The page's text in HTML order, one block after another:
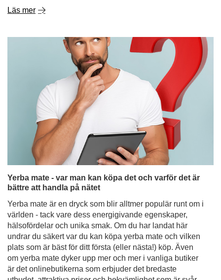
Läs mer
Yerba mate - var man kan köpa det och varför det är
bättre att handla på nätet
Yerba mate är en dryck som blir alltmer populär runt om i
världen - tack vare dess energigivande egenskaper,
hälsofördelar och unika smak. Om du har landat här
undrar du säkert var du kan köpa yerba mate och vilken
plats som är bäst för ditt första (eller nästa!) köp. Även
om yerba mate dyker upp mer och mer i vanliga butiker
är det onlinebutikerna som erbjuder det bredaste